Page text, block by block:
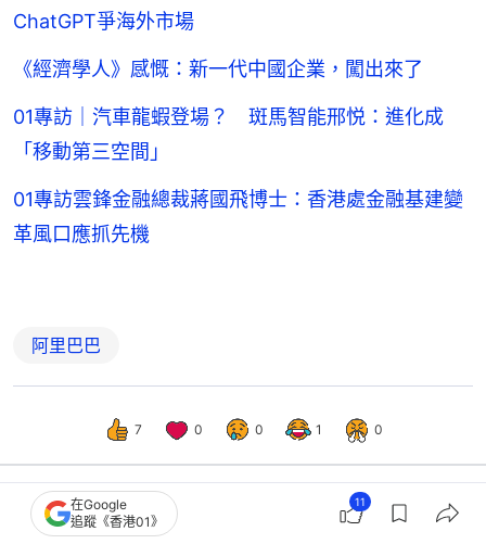
ChatGPT爭海外市場
《經濟學人》感慨：新一代中國企業，闖出來了
01專訪｜汽車龍蝦登場？ 斑馬智能邢悦：進化成
「移動第三空間」
01專訪雲鋒金融總裁蔣國飛博士：香港處金融基建變
革風口應抓先機
阿里巴巴
7 0 0 1 0
中國 即時中國
在Google
追蹤《香港01》
11